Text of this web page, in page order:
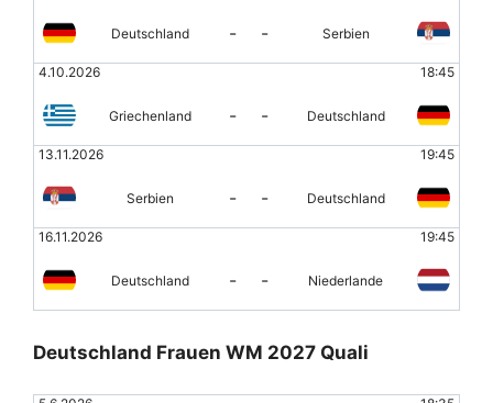
Deutschland - - Serbien
4.10.2026 18:45
Griechenland - - Deutschland
13.11.2026 19:45
Serbien - - Deutschland
16.11.2026 19:45
Deutschland - - Niederlande
Deutschland Frauen WM 2027 Quali